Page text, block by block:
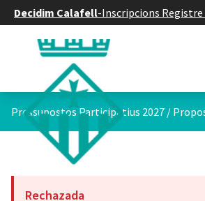
Decidim Calafell-Inscripcions
Pressupostos Participatius 2027 /
Rechazada